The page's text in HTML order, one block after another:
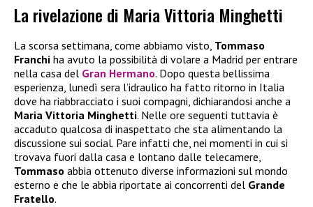
La rivelazione di Maria Vittoria Minghetti
La scorsa settimana, come abbiamo visto, Tommaso
Franchi ha avuto la possibilità di volare a Madrid per entrare
nella casa del Gran Hermano. Dopo questa bellissima
esperienza, lunedì sera l’idraulico ha fatto ritorno in Italia
dove ha riabbracciato i suoi compagni, dichiarandosi anche a
Maria Vittoria Minghetti. Nelle ore seguenti tuttavia è
accaduto qualcosa di inaspettato che sta alimentando la
discussione sui social. Pare infatti che, nei momenti in cui si
trovava fuori dalla casa e lontano dalle telecamere,
Tommaso abbia ottenuto diverse informazioni sul mondo
esterno e che le abbia riportate ai concorrenti del Grande
Fratello.